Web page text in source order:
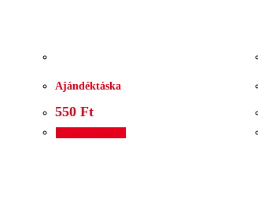
Ajándéktáska
550 Ft